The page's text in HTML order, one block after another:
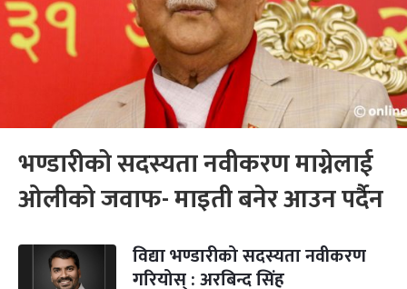
भण्डारीको सदस्यता नवीकरण माग्नेलाई
ओलीको जवाफ- माइती बनेर आउन पर्दैन
विद्या भण्डारीको सदस्यता नवीकरण
गरियोस् : अरबिन्द सिंह